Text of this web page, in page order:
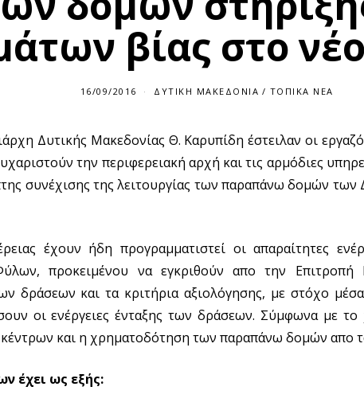
βίας στο
16/09/2016 ΔΥΤΙΚΉ ΜΑΚΕΔΟΝΊΑ / ΤΟΠΙΚΆ ΝΈΑ
Δυτικής Μακεδονίας Θ. Καρυπίδη έστειλαν οι
την περιφερειακή αρχή και τις αρμόδιες
συνέχισης της λειτουργίας των παραπάνω δομών
έχουν ήδη προγραμματιστεί οι απαραίτητες
προκειμένου να εγκριθούν απο την
δράσεων και τα κριτήρια αξιολόγησης, με στόχο
οι ενέργειες ένταξης των δράσεων. Σύμφωνα με το
κέντρων και η χρηματοδότηση των παραπάνω δομών απο
έχει ως εξής: